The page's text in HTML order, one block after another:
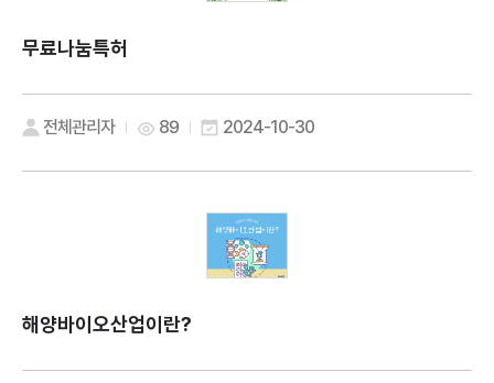
무료나눔특허
전체관리자 89 2024-10-30
해양바이오산업이란?